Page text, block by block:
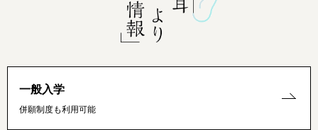
一般入学
併願制度も利用可能